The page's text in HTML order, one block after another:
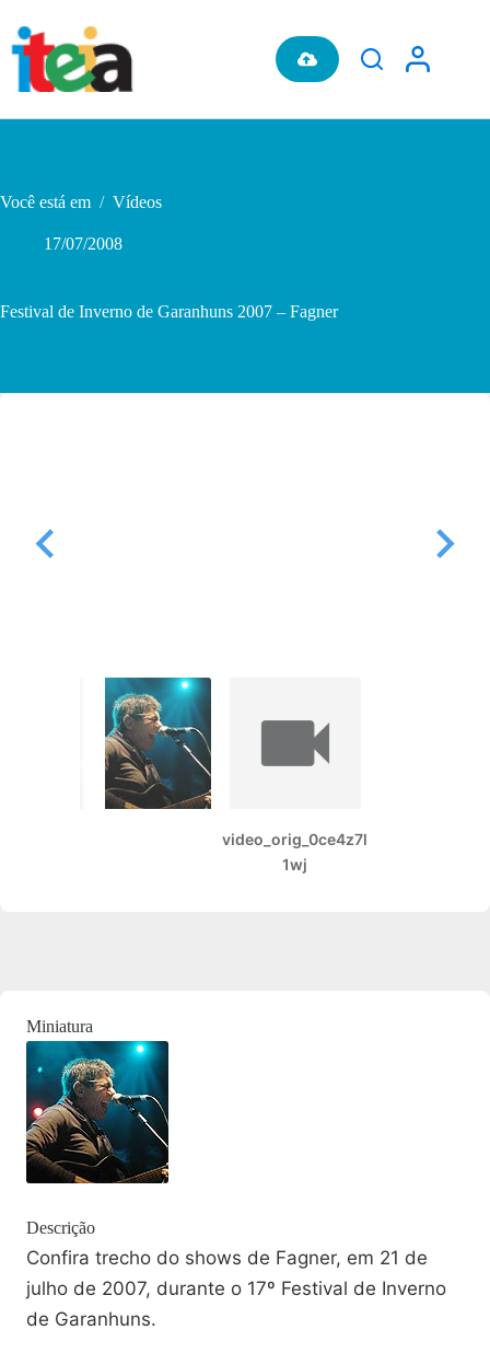
para
conteúdo
Você está em / Vídeos
17/07/2008
Festival de Inverno de Garanhuns 2007 – Fagner
video_orig_0ce4z7l
1wj
Miniatura
Descrição
Confira trecho do shows de Fagner, em 21 de
julho de 2007, durante o 17º Festival de Inverno
de Garanhuns.